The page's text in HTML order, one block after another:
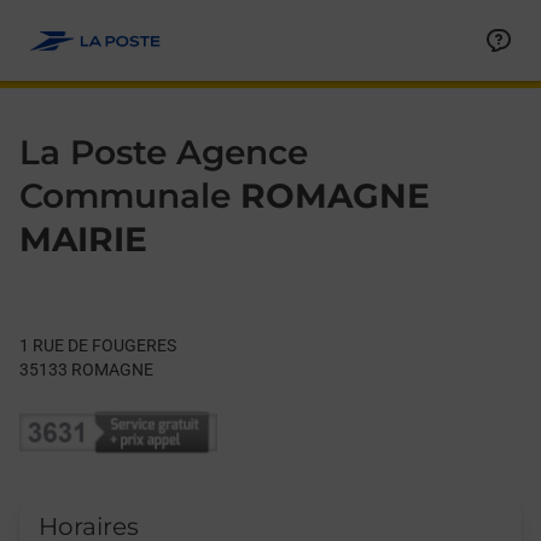
La Poste Agence
Communale ROMAGNE
MAIRIE
1 RUE DE FOUGERES
35133 ROMAGNE
Horaires